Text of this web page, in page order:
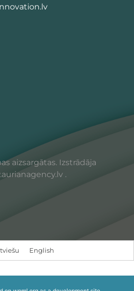
aizsargātas. Izstrādāja
.
English